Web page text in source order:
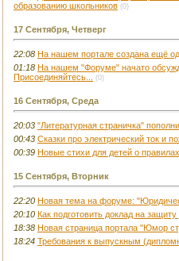
образованию школьников (0)
17 Сентября, Четверг
22:08 На нашем портале создана ещё
01:18 На нашем "Форуме" начато
Присоединяйтесь...
(0)
16 Сентября, Среда
20:03 "Литературная страничка"
00:43 Сказки про электрический ток и
00:39 Новые стихи для детей о
15 Сентября, Вторник
22:20 Новая тема на форуме:
20:10 Как подготовить доклад на
18:38 Новая страница портала "Юмор
18:24 Требования к выпускным